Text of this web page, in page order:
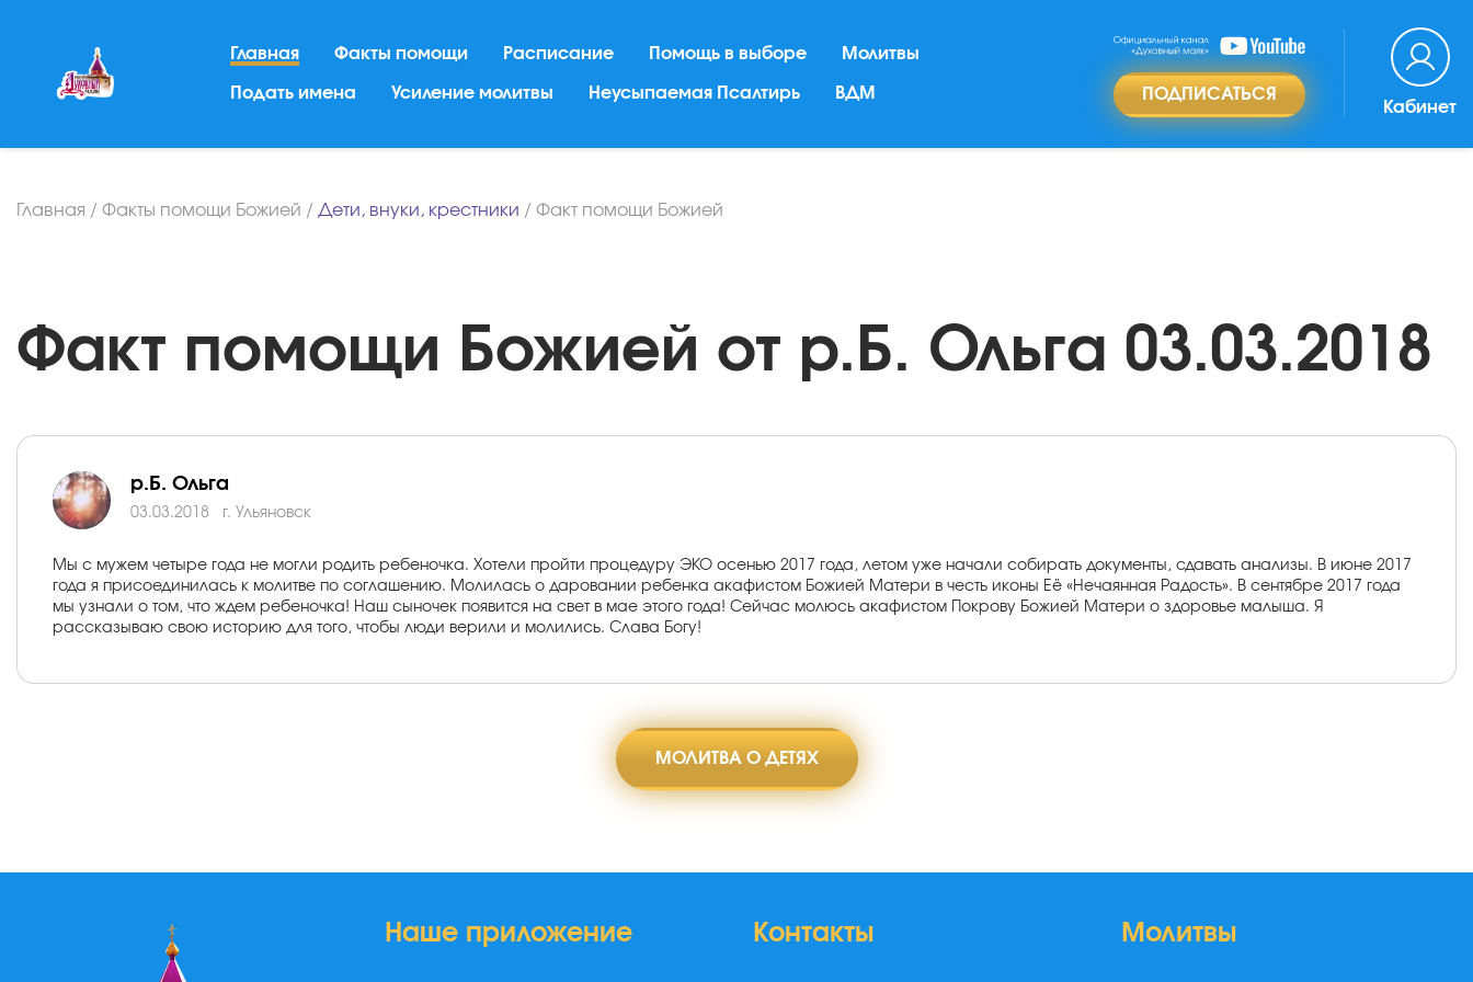
Главная Факты помощи Расписание Помощь в выборе Молитвы
Подать имена Усиление молитвы Неусыпаемая Псалтирь ВДМ ПОДПИСАТЬСЯ
Кабинет
Главная / Факты помощи Божией / Дети, внуки, крестники / Факт помощи Божией
Факт помощи Божией от р.Б. Ольга 03.03.2018
р.Б. Ольга
03.03.2018 г. Ульяновск
Мы с мужем четыре года не могли родить ребеночка. Хотели пройти процедуру ЭКО осенью 2017 года, летом уже начали собирать документы, сдавать анализы. В июне 2017
года я присоединилась к молитве по соглашению. Молилась о даровании ребенка акафистом Божией Матери в честь иконы Её «Нечаянная Радость». В сентябре 2017 года
мы узнали о том, что ждем ребеночка! Наш сыночек появится на свет в мае этого года! Сейчас молюсь акафистом Покрову Божией Матери о здоровье малыша. Я
рассказываю свою историю для того, чтобы люди верили и молились. Слава Богу!
МОЛИТВА О ДЕТЯХ
Наше приложение Контакты Молитвы